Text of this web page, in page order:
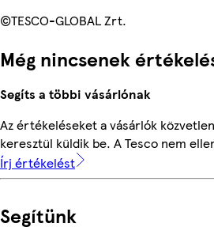
©TESCO-GLOBAL Zrt.
Még nincsenek
Segíts a többi vásárlónak
Az értékeléseket a vásárlók
keresztül küldik be. A Tesco nem
Írj értékelést
Segítünk